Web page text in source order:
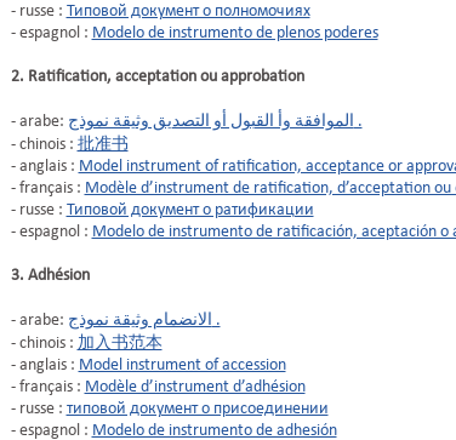
- russe : Типовой документ о полномочиях
- espagnol : Modelo de instrumento de plenos poderes
2. Ratification, acceptation ou approbation
- arabe:
الموافقة وأ القبول أو التصديق وثيقة نموذج .
- chinois : 批准书
- anglais : Model instrument of ratification, acceptance or
- français : Modèle d’instrument de ratification, d’acceptation ou
- russe : Типовой документ о ратификации
- espagnol : Modelo de instrumento de ratificación, aceptación o
3. Adhésion
- arabe:
الانضمام وثيقة نموذج .
- chinois : 加入书范本
- anglais : Model instrument of accession
- français : Modèle d’instrument d’adhésion
- russe : типовой документ о присоединении
- espagnol : Modelo de instrumento de adhesión